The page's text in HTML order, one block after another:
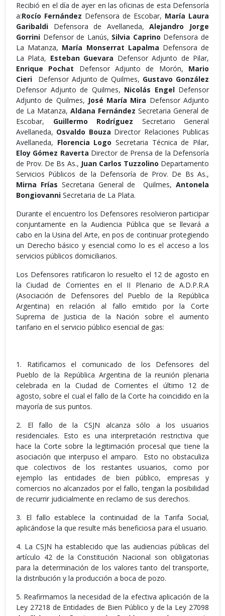
Recibió en el día de ayer en las oficinas de esta Defensoría
a:Rocío Fernández Defensora de Escobar, María Laura
Garibaldi Defensora de Avellaneda,Alejandro Jorge
Gorrini Defensor de Lanús, Silvia Caprino Defensora de
La Matanza, María Monserrat Lapalma Defensora de
La Plata, Esteban Guevara Defensor Adjunto de Pilar,
Enrique Pochat Defensor Adjunto de Morón, Mario
Cieri Defensor Adjunto de Quilmes, Gustavo González
Defensor Adjunto de Quilmes, Nicolás EngelDefensor
Adjunto de Quilmes, José María Mira Defensor Adjunto
de La Matanza, Aldana Fernández Secretaria General de
Escobar, Guillermo Rodríguez Secretario General
Avellaneda, Osvaldo Bouza Director Relaciones Publicas
Avellaneda, Florencia Logo Secretaria Técnica de Pilar,
Eloy Gómez Raverta Director de Prensa de la Defensoría
de Prov. De Bs As., Juan Carlos Tuzzolino Departamento
Servicios Públicos de la Defensoría de Prov. De Bs As.,
Mirna Frías Secretaria General de Quilmes,Antonela
Bongiovanni Secretaria de La Plata.
Durante el encuentro los Defensores resolvieron participar
conjuntamente en la Audiencia Pública que se llevará a
cabo en la Usina del Arte, en pos de continuar protegiendo
un Derecho básico y esencial como lo es el acceso a los
servicios públicos domiciliarios.
Los Defensores ratificaron lo resuelto el 12 de agosto en
la Ciudad de Corrientes en el II Plenario de A.D.P.R.A
(Asociación de Defensores del Pueblo de la República
Argentina) en relación al fallo emitido por la Corte
Suprema de Justicia de la Nación sobre el aumento
tarifario en el servicio público esencial de gas:
1. Ratificamos el comunicado de los Defensores del
Pueblo de la República Argentina de la reunión plenaria
celebrada en la Ciudad de Corrientes el último 12 de
agosto, sobre el cual el fallo de la Corte ha coincidido en la
mayoría de sus puntos.
2. El fallo de la CSJN alcanza sólo a los usuarios
residenciales. Esto es una interpretación restrictiva que
hace la Corte sobre la legitimación procesal que tiene la
asociación que interpuso el amparo. Esto no obstaculiza
que colectivos de los restantes usuarios, como por
ejemplo las entidades de bien público, empresas y
comercios no alcanzados por el fallo, tengan la posibilidad
de recurrir judicialmente en reclamo de sus derechos.
3. El fallo establece la continuidad de la Tarifa Social,
aplicándose la que resulte más beneficiosa para el usuario.
4. La CSJN ha establecido que las audiencias públicas del
artículo 42 de la Constitución Nacional son obligatorias
para la determinación de los valores tanto del transporte,
la distribución y la producción a boca de pozo.
5. Reafirmamos la necesidad de la efectiva aplicación de la
Ley 27218 de Entidades de Bien Público y de la Ley 27098